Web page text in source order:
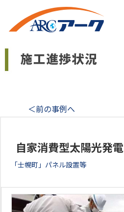
＜前の事例へ
自家消費型太陽光発電
「士幌町」パネル設置等